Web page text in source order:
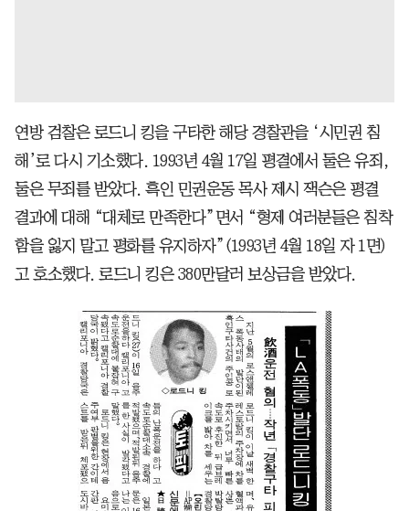
연방 검찰은 로드니 킹을 구타한 해당 경찰관을 ‘시민권 침
해’로 다시 기소했다. 1993년 4월 17일 평결에서 둘은 유죄,
둘은 무죄를 받았다. 흑인 민권운동 목사 제시 잭슨은 평결
결과에 대해 “대체로 만족한다”면서 “형제 여러분들은 침착
함을 잃지 말고 평화를 유지하자”(1993년 4월 18일 자 1면)
고 호소했다. 로드니 킹은 380만달러 보상금을 받았다.